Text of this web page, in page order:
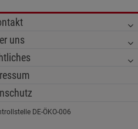
uns
DE-ÖKO-006